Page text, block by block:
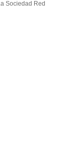
Sociedad Red
Sociedad Red